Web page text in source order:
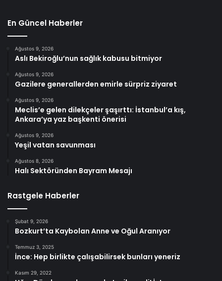
En Güncel Haberler
Ağustos 9, 2026
Aslı Bekiroğlu’nun sağlık kabusu bitmiyor
Ağustos 9, 2026
Gazilere generallerden emirle sürpriz ziyaret
Ağustos 9, 2026
Meclis’e gelen dilekçeler şaşırttı: İstanbul’a kış,
Ankara’ya yaz başkenti önerisi
Ağustos 9, 2026
Yeşil vatan savunması
Ağustos 8, 2026
Halı Sektöründen Bayram Mesajı
Rastgele Haberler
Şubat 9, 2026
Bozkurt’ta Kaybolan Anne ve Oğul Aranıyor
Temmuz 3, 2025
İnce: Hep birlikte çalışabilirsek bunları yeneriz
Kasım 29, 2022